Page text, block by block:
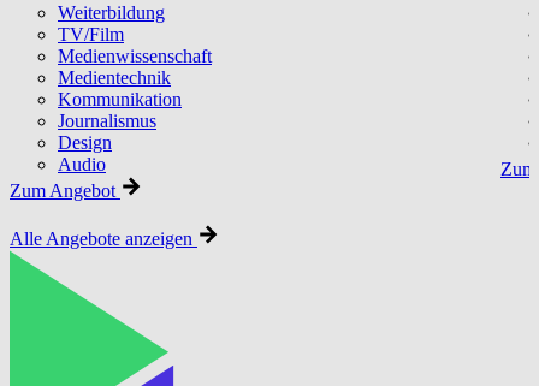
Weiterbildung
TV/Film
Medienwissenschaft
Medientechnik
Kommunikation
Journalismus
Design
Audio
Zum Angebot
Alle Angebote anzeigen